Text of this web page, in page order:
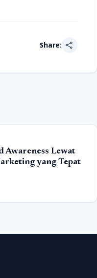
Share: share
Awareness Lewat
yang Tepat